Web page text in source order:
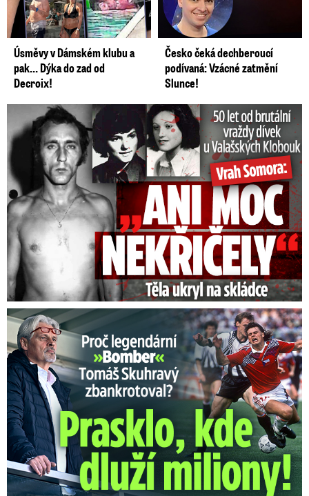
Úsměvy v Dámském klubu a
pak… Dýka do zad od
Decroix!
Česko čeká dechberoucí
podívaná: Vzácné zatmění
Slunce!
50 let od běsnění Somory: Těla dívek vrah ukryl na skládce
Proč Skuhravý zbankrotoval? Prasklo, kde dluží miliony!